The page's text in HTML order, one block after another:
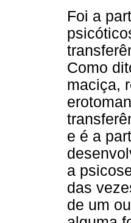
Foi a
Como
maciça,
e é a
a
das
de um